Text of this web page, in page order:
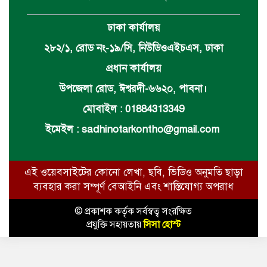
ঢাকা কার্যালয়
২৮২/১, রোড নং-১৯/সি, নিউডিওএইচএস, ঢাকা
প্রধান কার্যালয়
উপজেলা রোড, ঈশ্বরদী-৬৬২০, পাবনা।
মোবাইল : 01884313349
ইমেইল : sadhinotarkontho@gmail.com
এই ওয়েবসাইটের কোনো লেখা, ছবি, ভিডিও অনুমতি ছাড়া
ব্যবহার করা সম্পূর্ণ বেআইনি এবং শাস্তিযোগ্য অপরাধ
© প্রকাশক কর্তৃক সর্বস্বত্ব সংরক্ষিত
প্রযুক্তি সহায়তায়সিসা হোস্ট